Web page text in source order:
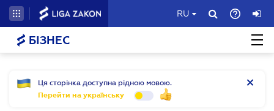
RU
БІЗНЕС
Ця сторінка доступна рідною мовою.
Перейти на українську